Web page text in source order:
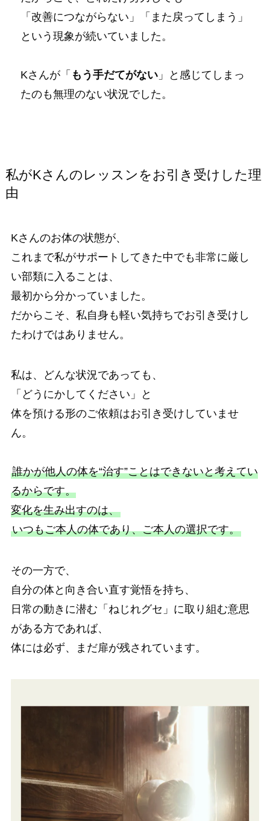
「改善につながらない」「また戻ってしまう」
という現象が続いていました。
Kさんが「 もう手だてがない 」と感じてしまっ
たのも無理のない状況でした。
私がKさんのレッスンをお引き受けした理
由
Kさんのお体の状態が、
これまで私がサポートしてきた中でも非常に厳し
い部類に入ることは、
最初から分かっていました。
だからこそ、私自身も軽い気持ちでお引き受けし
たわけではありません。
私は、どんな状況であっても、
「どうにかしてください」と
体を預ける形のご依頼はお引き受けしていませ
ん。
誰かが他人の体を“治す”ことはできないと考えてい
るからです。
変化を生み出すのは、
いつもご本人の体であり、ご本人の選択です。
その一方で、
自分の体と向き合い直す覚悟を持ち、
日常の動きに潜む「ねじれグセ」に取り組む意思
がある方であれば、
体には必ず、まだ扉が残されています。